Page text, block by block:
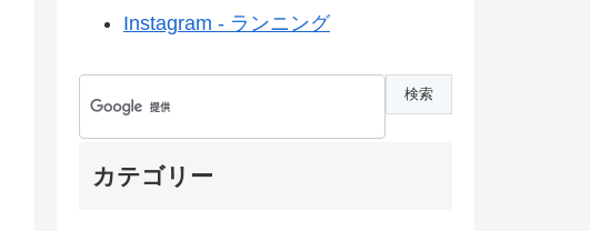
Instagram - ランニング
カテゴリー